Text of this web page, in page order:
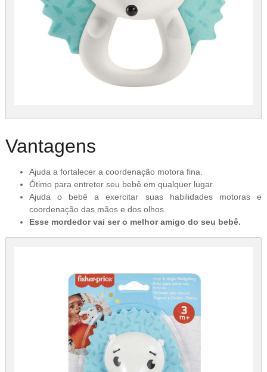
Vantagens
Ajuda a fortalecer a coordenação motora fina.
Ótimo para entreter seu bebê em qualquer lugar.
Ajuda o bebê a exercitar suas habilidades motoras e
coordenação das mãos e dos olhos.
Esse mordedor vai ser o melhor amigo do seu bebê.